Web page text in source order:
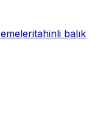
tahinli balık